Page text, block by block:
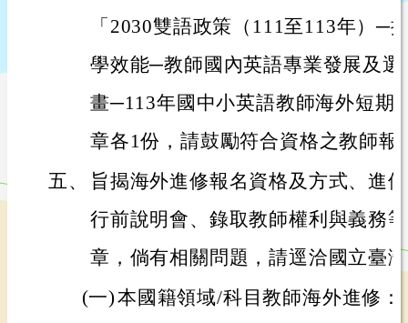
「2030雙語政策（111至113年）─
學效能─教師國內英語專業發展及
畫─113年國中小英語教師海外短期
章各1份，請鼓勵符合資格之教師報
五、
旨揭海外進修報名資格及方式、進
行前說明會、錄取教師權利與義務
章，倘有相關問題，請逕洽國立臺
(一)本國籍領域/科目教師海外進修：